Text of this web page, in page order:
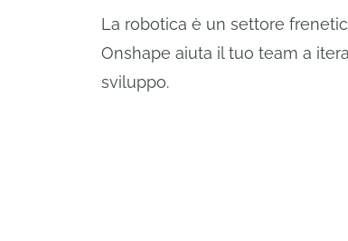
La robotica è un settore
Onshape aiuta il tuo team a
sviluppo.